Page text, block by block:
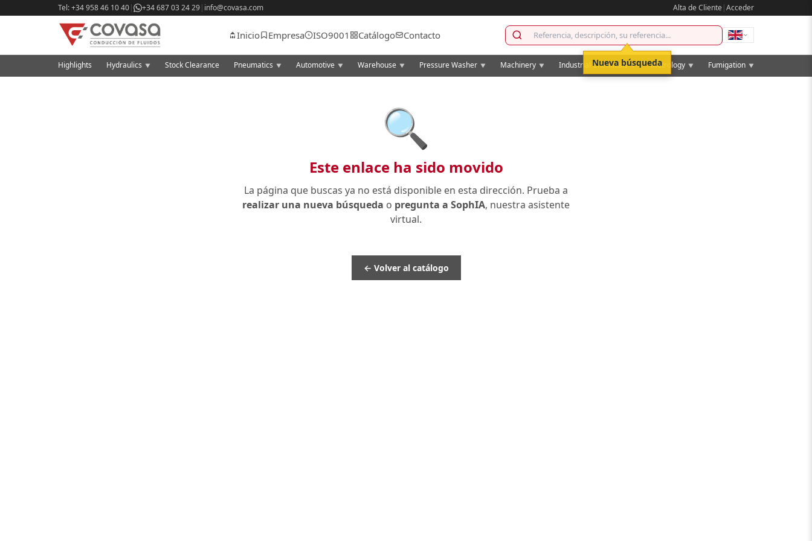
Tel: +34 958 46 10 40| +34 687 03 24 29| info@covasa.com Alta de Cliente|Acceder
Inicio Empresa ISO9001 Catálogo Contacto
Highlights Hydraulics ▼ Stock Clearance Pneumatics ▼ Automotive ▼ Warehouse ▼ Pressure Washer ▼ Machinery ▼ Industrial Chemicals▼ Metrology ▼ Fumigation ▼
🔍
Este enlace ha sido movido
La página que buscas ya no está disponible en esta dirección. Prueba a
realizar una nueva búsqueda o pregunta a SophIA, nuestra asistente
virtual.
Nueva búsqueda
← Volver al catálogo